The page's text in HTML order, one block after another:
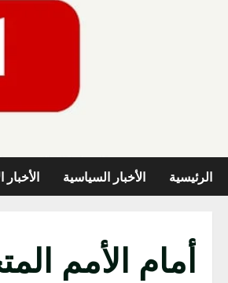
الرئيسية الأخبار السياسية الأخبار
أمام الأمم